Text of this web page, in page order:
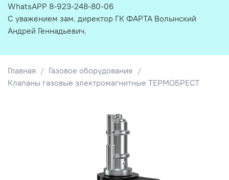
Главная
Газовое оборудование
Клапаны газовые электромагнитные ТЕРМОБРЕСТ
WhatsAPP 8-923-248-80-06
С уважением зам. директор ГК ФАРТА Волынский
Андрей Геннадьевич.